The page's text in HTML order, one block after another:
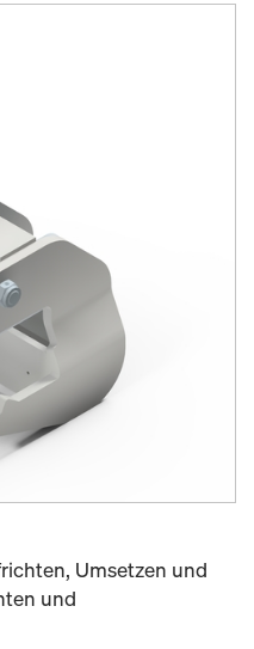
Umsetzen und
und